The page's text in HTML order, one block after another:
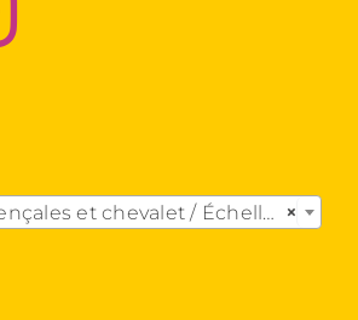
×
et chevalet / Échelles fruitières